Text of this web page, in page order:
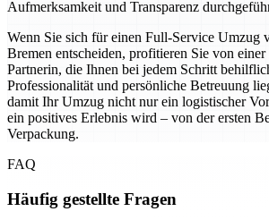
Aufmerksamkeit und Transparenz
Wenn Sie sich für einen Full-Service Umzug
Bremen entscheiden, profitieren Sie von einer
Partnerin, die Ihnen bei jedem Schritt
Professionalität und persönliche Betreuung
damit Ihr Umzug nicht nur ein logistischer
ein positives Erlebnis wird – von der ersten
Verpackung.
FAQ
Häufig gestellte Fragen